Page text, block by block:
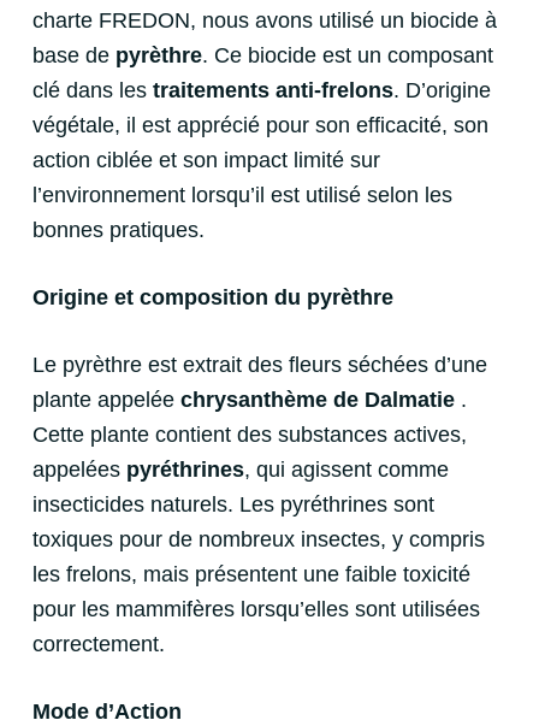
charte FREDON, nous avons utilisé un biocide à
base de pyrèthre. Ce biocide est un composant
clé dans les traitements anti-frelons. D’origine
végétale, il est apprécié pour son efficacité, son
action ciblée et son impact limité sur
l’environnement lorsqu’il est utilisé selon les
bonnes pratiques.
Origine et composition du pyrèthre
Le pyrèthre est extrait des fleurs séchées d’une
plante appelée chrysanthème de Dalmatie.
Cette plante contient des substances actives,
appelées pyréthrines, qui agissent comme
insecticides naturels. Les pyréthrines sont
toxiques pour de nombreux insectes, y compris
les frelons, mais présentent une faible toxicité
pour les mammifères lorsqu’elles sont utilisées
correctement.
Mode d’Action